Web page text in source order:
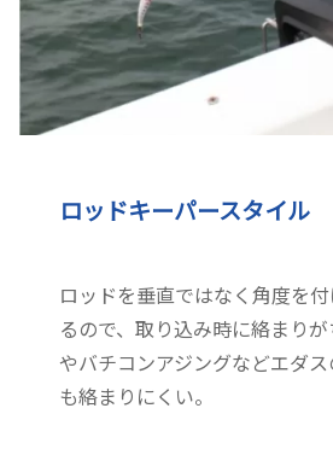
ロッドキーパースタイル
ロッドを垂直ではなく角度を
るので、取り込み時に絡まり
やバチコンアジングなどエダ
も絡まりにくい。